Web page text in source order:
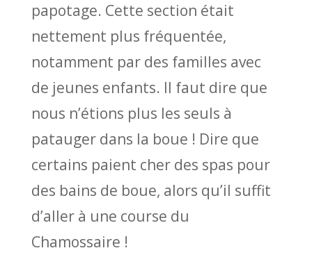
papotage. Cette section était
nettement plus fréquentée,
notamment par des familles avec
de jeunes enfants. Il faut dire que
nous n’étions plus les seuls à
patauger dans la boue ! Dire que
certains paient cher des spas pour
des bains de boue, alors qu’il suffit
d’aller à une course du
Chamossaire !